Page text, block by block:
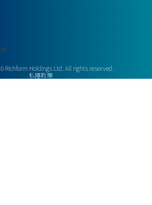
0Richform Holdings Ltd. All rights reserved.
私隱政策